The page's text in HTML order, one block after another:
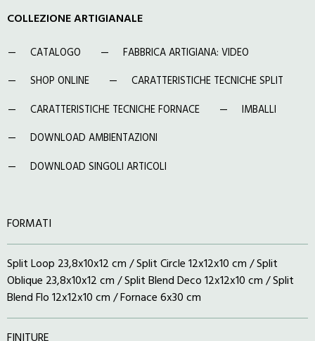
COLLEZIONE ARTIGIANALE
CATALOGO
FABBRICA ARTIGIANA: VIDEO
SHOP ONLINE
CARATTERISTICHE TECNICHE SPLIT
CARATTERISTICHE TECNICHE FORNACE
IMBALLI
DOWNLOAD AMBIENTAZIONI
DOWNLOAD SINGOLI ARTICOLI
FORMATI
Split Loop 23,8x10x12 cm / Split Circle 12x12x10 cm / Split
Oblique 23,8x10x12 cm / Split Blend Deco 12x12x10 cm / Split
Blend Flo 12x12x10 cm / Fornace 6x30 cm